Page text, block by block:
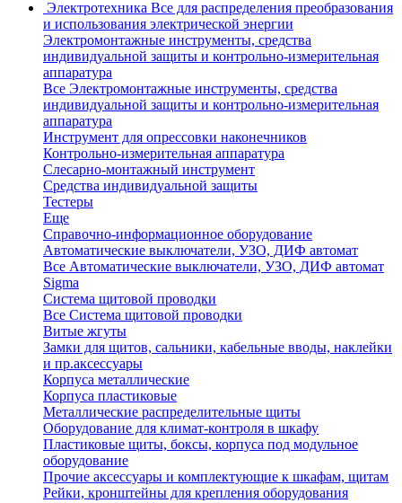
Электротехника Все для распределения преобразования
и использования электрической энергии
Электромонтажные инструменты, средства
индивидуальной защиты и контрольно-измерительная
аппаратура
Все Электромонтажные инструменты, средства
индивидуальной защиты и контрольно-измерительная
аппаратура
Инструмент для опрессовки наконечников
Контрольно-измерительная аппаратура
Слесарно-монтажный инструмент
Средства индивидуальной защиты
Тестеры
Еще
Справочно-информационное оборудование
Автоматические выключатели, УЗО, ДИФ автомат
Все Автоматические выключатели, УЗО, ДИФ автомат
Sigma
Система щитовой проводки
Все Система щитовой проводки
Витые жгуты
Замки для щитов, сальники, кабельные вводы, наклейки
и пр.аксессуары
Корпуса металлические
Корпуса пластиковые
Металлические распределительные щиты
Оборудование для климат-контроля в шкафу
Пластиковые щиты, боксы, корпуса под модульное
оборудование
Прочие аксессуары и комплектующие к шкафам, щитам
Рейки, кронштейны для крепления оборудования